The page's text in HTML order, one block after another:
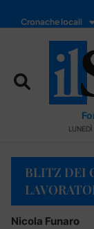
Cronache locali
BLITZ DEI
Nicola Funaro